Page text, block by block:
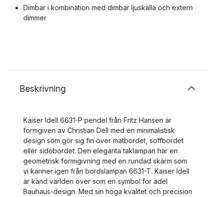
Dimbar i kombination med dimbar ljuskälla och extern
dimmer
Beskrivning
Kaiser Idell 6631-P pendel från Fritz Hansen är
formgiven av Christian Dell med en minimalistisk
design som gör sig fin över matbordet, soffbordet
eller sidobordet. Den eleganta taklampan har en
geometrisk formigivning med en rundad skärm som
vi känner igen från bordslampan 6631-T. Kaiser Idell
är känd världen över som en symbol för ädel
Bauhaus-design. Med sin höga kvalitet och precision